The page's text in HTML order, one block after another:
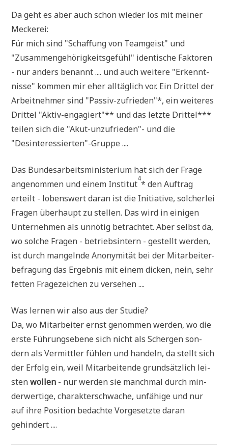
Da geht es aber auch schon wie­der los mit mei­ner
Meckerei:
Für mich sind "Schaf­fung von Team­geist" und
"Zusam­men­ge­hö­rig­keits­ge­fühl" iden­ti­sche Fak­to­ren
- nur anders benannt .... und auch wei­te­re "Erkennt­
nis­se" kom­men mir eher all­täg­lich vor. Ein Drit­tel der
Arbeit­neh­mer sind "Pas­siv-zufrie­den"*, ein wei­te­res
Drit­tel "Aktiv-enga­giert"** und das letz­te Drit­tel***
tei­len sich die "Akut-unzu­frie­den"- und die
"Desinteressierten"-Gruppe ....
Das Bun­des­ar­beits­mi­ni­ste­ri­um hat sich der Fra­ge
ange­nom­men und einem Insti­tut
4
* den Auf­trag
erteilt - lobens­wert dar­an ist die Initia­ti­ve, sol­cher­lei
Fra­gen über­haupt zu stel­len. Das wird in eini­gen
Unter­neh­men als unnö­tig betrach­tet. Aber selbst da,
wo sol­che Fra­gen - betriebs­in­tern - gestellt wer­den,
ist durch man­geln­de Anony­mi­tät bei der Mit­ar­bei­ter­
be­fra­gung das Ergeb­nis mit einem dicken, nein, sehr
fet­ten Fra­ge­zei­chen zu versehen ....
Was ler­nen wir also aus der Studie?
Da, wo Mit­ar­bei­ter ernst genom­men wer­den, wo die
erste Füh­rungs­ebe­ne sich nicht als Scher­gen son­
dern als Ver­mitt­ler füh­len und han­deln, da stellt sich
der Erfolg ein, weil Mit­ar­bei­ten­de grund­sätz­lich lei­
stenwol­len - nur wer­den sie manch­mal durch min­
der­wer­ti­ge, cha­rak­ter­schwa­che, unfä­hi­ge und nur
auf ihre Posi­ti­on bedach­te Vor­ge­setz­te dar­an
gehindert ....